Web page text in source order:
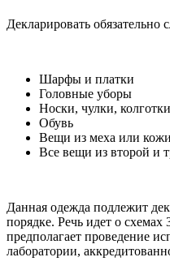
Декларировать
Шарфы и платки
Головные уборы
Носки, чулки, колготки
Обувь
Вещи из меха или кожи
Все вещи из второй и
Данная одежда подлежит
порядке. Речь идет о
предполагает проведение
лаборатории,